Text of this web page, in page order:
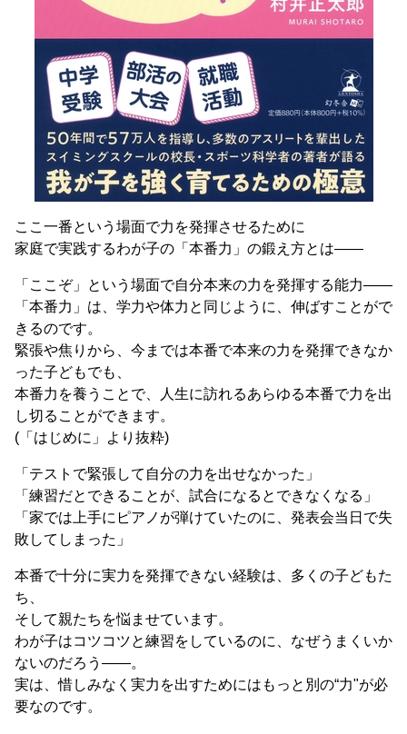
ここ一番という場面で力を発揮させるために
家庭で実践するわが子の「本番力」の鍛え方とは――
「ここぞ」という場面で自分本来の力を発揮する能力――
「本番力」は、学力や体力と同じように、伸ばすことがで
きるのです。
緊張や焦りから、今までは本番で本来の力を発揮できなか
った子どもでも、
本番力を養うことで、人生に訪れるあらゆる本番で力を出
し切ることができます。
(「はじめに」より抜粋)
「テストで緊張して自分の力を出せなかった」
「練習だとできることが、試合になるとできなくなる」
「家では上手にピアノが弾けていたのに、発表会当日で失
敗してしまった」
本番で十分に実力を発揮できない経験は、多くの子どもた
ち、
そして親たちを悩ませています。
わが子はコツコツと練習をしているのに、なぜうまくいか
ないのだろう――。
実は、惜しみなく実力を出すためにはもっと別の“力"が必
要なのです。